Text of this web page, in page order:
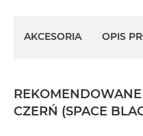
AKCESORIA OPIS
CZERŃ (SPACE